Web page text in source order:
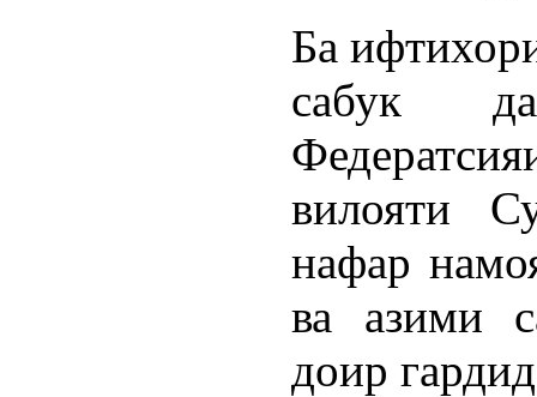
Ба
сабук
вилояти
нафар
ва азими
доир